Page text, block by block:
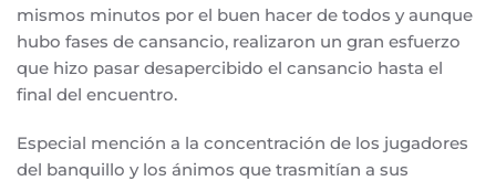
mismos minutos por el buen hacer de todos y aunque
hubo fases de cansancio, realizaron un gran esfuerzo
que hizo pasar desapercibido el cansancio hasta el
final del encuentro.
Especial mención a la concentración de los jugadores
del banquillo y los ánimos que trasmitían a sus